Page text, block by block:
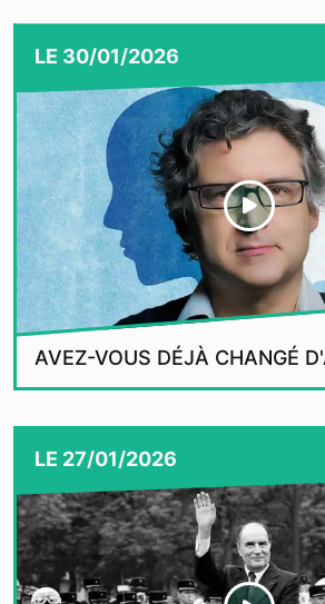
LE 30/01/2026
AVEZ-VOUS DÉJÀ CHANGÉ
LE 27/01/2026